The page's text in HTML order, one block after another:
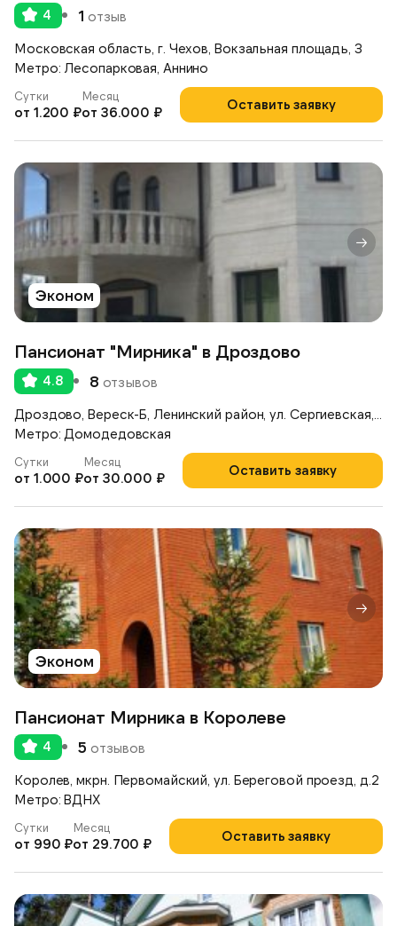
4 1 отзыв
Московская область, г. Чехов, Вокзальная площадь, 3
Метро: Лесопарковая, Аннино
Оставить заявку
Сутки
от 1.200 ₽
Месяц
от 36.000 ₽
Эконом
Пансионат "Мирника" в Дроздово
4.8 8 отзывов
Метро: Домодедовская
Оставить заявку
Сутки
от 1.000 ₽
Месяц
от 30.000 ₽
Эконом
Пансионат Мирника в Королеве
4 5 отзывов
Королев, мкрн. Первомайский, ул. Береговой проезд, д.2
Метро: ВДНХ
Оставить заявку
Сутки
от 990 ₽
Месяц
от 29.700 ₽